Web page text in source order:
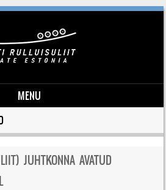
MENU
JUHTKONNA AVATUD